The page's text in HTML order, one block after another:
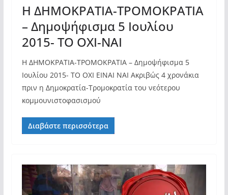
Η ΔΗΜΟΚΡΑΤΙΑ-ΤΡΟΜΟΚΡΑΤΙΑ
– Δημοψήφισμα 5 Ιουλίου
2015- ΤΟ ΟΧΙ-ΝΑΙ
Η ΔΗΜΟΚΡΑΤΙΑ-ΤΡΟΜΟΚΡΑΤΙΑ – Δημοψήφισμα 5
Ιουλίου 2015- ΤΟ ΟΧΙ ΕΙΝΑΙ ΝΑΙ Ακριβώς 4 χρονάκια
πριν η Δημοκρατία-Τρομοκρατία του νεότερου
κομμουνιστοφασισμού
Διαβάστε περισσότερα